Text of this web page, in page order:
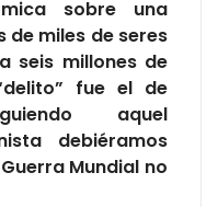
sobre una
miles de seres
seis millones de
fue el de
aquel
debiéramos
Mundial no